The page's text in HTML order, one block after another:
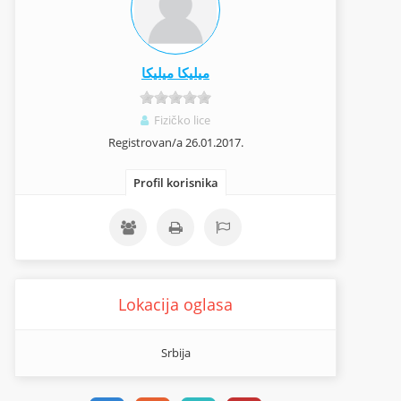
ميليكا ميليكا
Fizičko lice
Registrovan/a 26.01.2017.
Profil korisnika
Lokacija oglasa
Srbija